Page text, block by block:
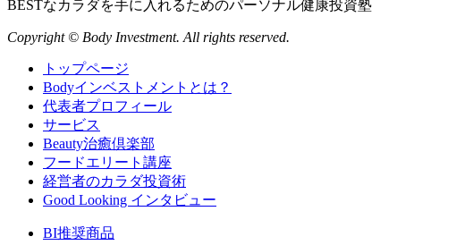
BESTなカラダを手に入れるためのパーソナル健康投資塾
Copyright © Body Investment. All rights reserved.
トップページ
Bodyインベストメントとは？
代表者プロフィール
サービス
Beauty治癒倶楽部
フードエリート講座
経営者のカラダ投資術
Good Looking インタビュー
BI推奨商品